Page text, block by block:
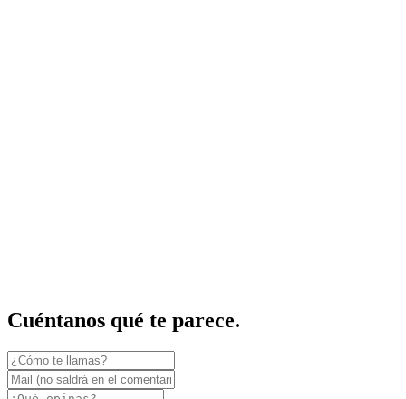
Cuéntanos qué te parece.